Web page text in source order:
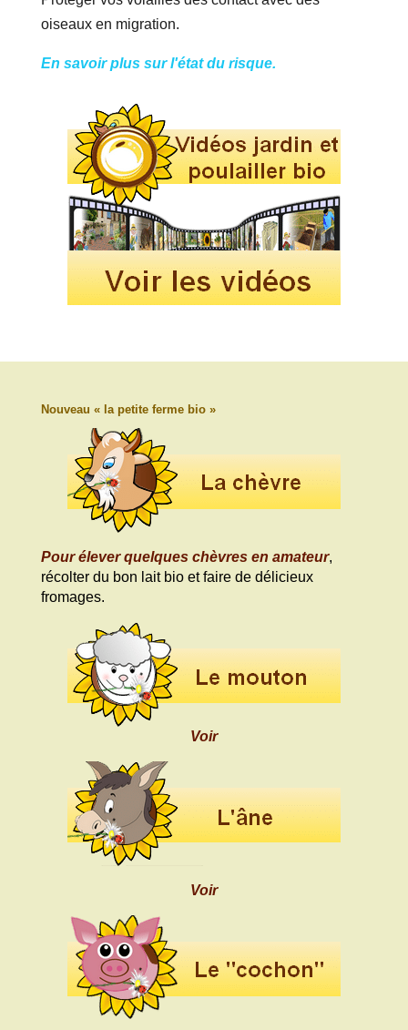
oiseaux en migration.
En savoir plus sur l'état du risque.
Nouveau « la petite ferme bio »
Pour élever quelques chèvres en amateur,
récolter du bon lait bio et faire de délicieux
fromages.
Voir
Voir